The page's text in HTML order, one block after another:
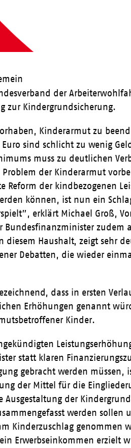
der
zur Kindergrundsicherung.
Kinderarmut zu
sind schlicht zu wenig
muss zu deutlichen
der Kinderarmut
der kindbezogenen
können, ist nun ein
erklärt Michael Groß,
Bundesfinanzminister zudem
diesem Haushalt, zeigt sehr
Debatten, die wieder
dass in ersten
Erhöhungen genannt
Kinder.
statt klaren
gebracht werden müssen,
der Mittel für die
der
werden
Kinderzuschlag genommen
Erwerbseinkommen erzielt